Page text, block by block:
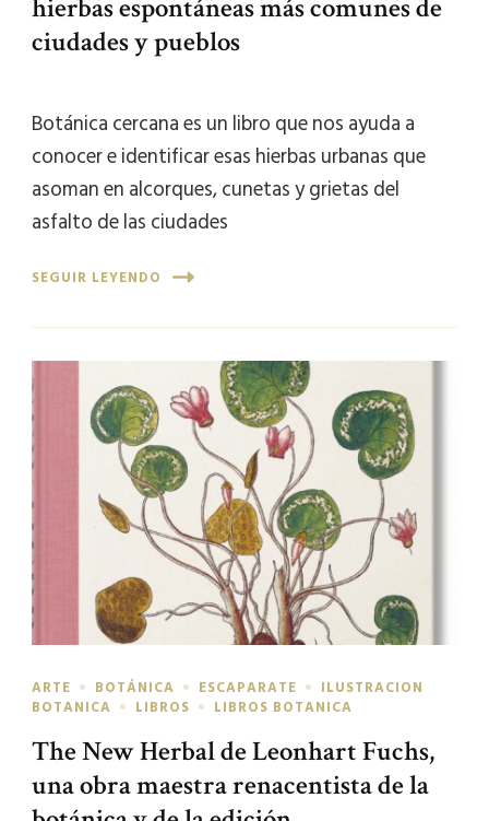
hierbas espontáneas más comunes de
ciudades y pueblos
Botánica cercana es un libro que nos ayuda a
conocer e identificar esas hierbas urbanas que
asoman en alcorques, cunetas y grietas del
asfalto de las ciudades
SEGUIR LEYENDO
ARTE BOTÁNICA ESCAPARATE
ILUSTRACION
BOTANICA
LIBROS LIBROS BOTANICA
The New Herbal de Leonhart Fuchs,
una obra maestra renacentista de la